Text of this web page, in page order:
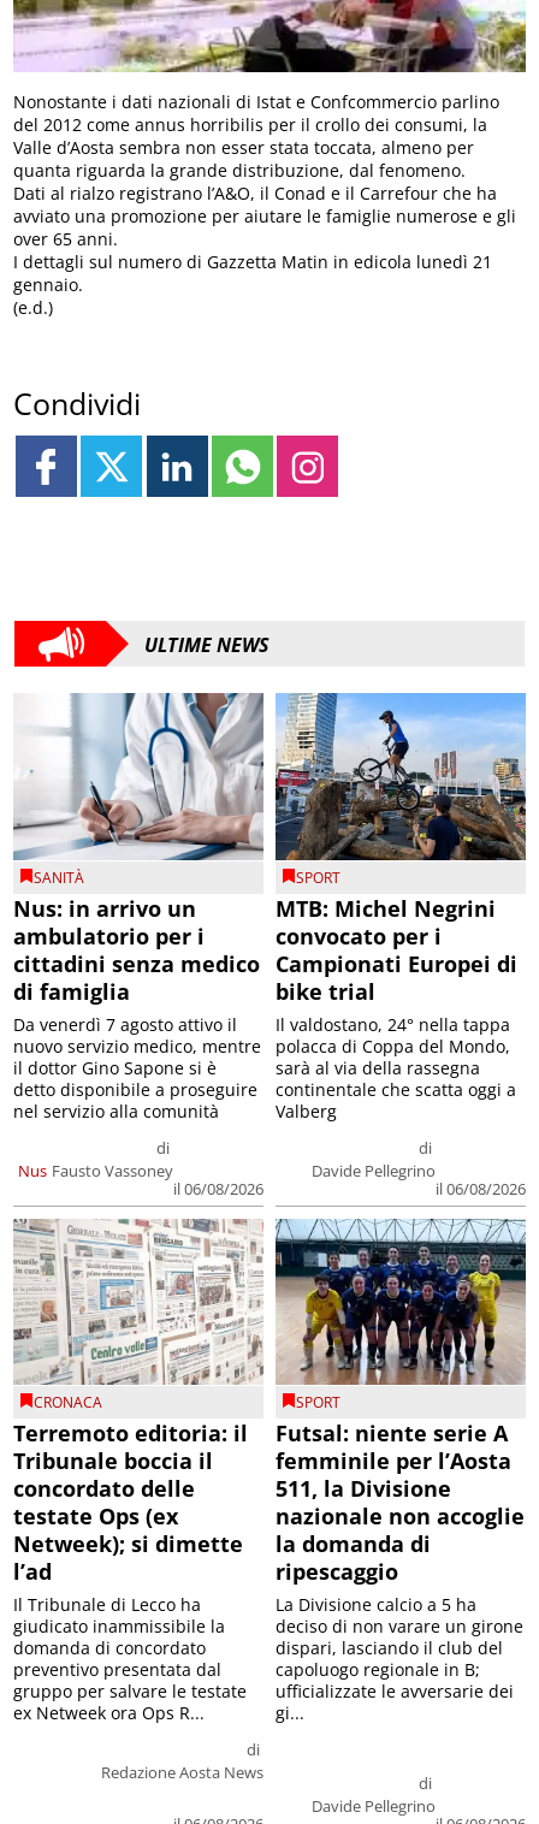
Nonostante i dati nazionali di Istat e Confcommercio parlino
del 2012 come annus horribilis per il crollo dei consumi, la
Valle d’Aosta sembra non esser stata toccata, almeno per
quanta riguarda la grande distribuzione, dal fenomeno.
Dati al rialzo registrano l’A&O, il Conad e il Carrefour che ha
avviato una promozione per aiutare le famiglie numerose e gli
over 65 anni.
I dettagli sul numero di Gazzetta Matin in edicola lunedì 21
gennaio.
(e.d.)
Condividi
ULTIME NEWS
SANITÀ
Nus: in arrivo un
ambulatorio per i
cittadini senza medico
di famiglia
Nus
di
Fausto Vassoney
il 06/08/2026
Da venerdì 7 agosto attivo il
nuovo servizio medico, mentre
il dottor Gino Sapone si è
detto disponibile a proseguire
nel servizio alla comunità
SPORT
MTB: Michel Negrini
convocato per i
Campionati Europei di
bike trial
di
Davide Pellegrino
il 06/08/2026
Il valdostano, 24° nella tappa
polacca di Coppa del Mondo,
sarà al via della rassegna
continentale che scatta oggi a
Valberg
CRONACA
Terremoto editoria: il
Tribunale boccia il
concordato delle
testate Ops (ex
Netweek); si dimette
l’ad
di
Redazione Aosta News
Il Tribunale di Lecco ha
giudicato inammissibile la
domanda di concordato
preventivo presentata dal
gruppo per salvare le testate
ex Netweek ora Ops R...
SPORT
Futsal: niente serie A
femminile per l’Aosta
511, la Divisione
nazionale non accoglie
la domanda di
ripescaggio
di
Davide Pellegrino
La Divisione calcio a 5 ha
deciso di non varare un girone
dispari, lasciando il club del
capoluogo regionale in B;
ufficializzate le avversarie dei
gi...